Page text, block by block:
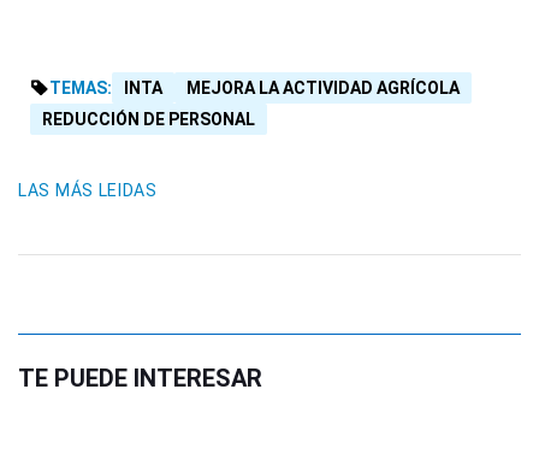
TEMAS: INTA
MEJORA LA ACTIVIDAD AGRÍCOLA
REDUCCIÓN DE PERSONAL
LAS MÁS LEIDAS
TE PUEDE INTERESAR